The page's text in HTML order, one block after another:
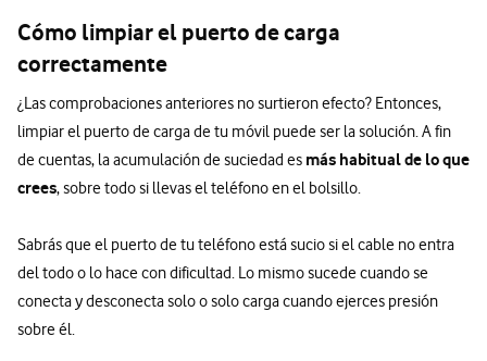
Cómo limpiar el puerto de carga
correctamente
¿Las comprobaciones anteriores no surtieron efecto? Entonces,
limpiar el puerto de carga de tu móvil puede ser la solución. A fin
de cuentas, la acumulación de suciedad es más habitual de lo que
crees, sobre todo si llevas el teléfono en el bolsillo.
Sabrás que el puerto de tu teléfono está sucio si el cable no entra
del todo o lo hace con dificultad. Lo mismo sucede cuando se
conecta y desconecta solo o solo carga cuando ejerces presión
sobre él.